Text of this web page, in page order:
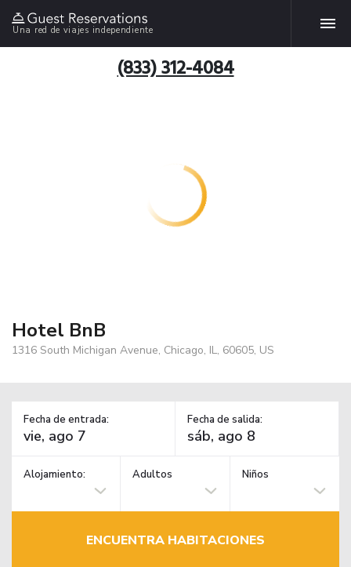
Una red de viajes independiente
(833) 312-4084
Hotel BnB
1316 South Michigan Avenue, Chicago, IL, 60605, US
Fecha de entrada: Fecha de salida:
Alojamiento: Adultos Niños
ENCUENTRA HABITACIONES